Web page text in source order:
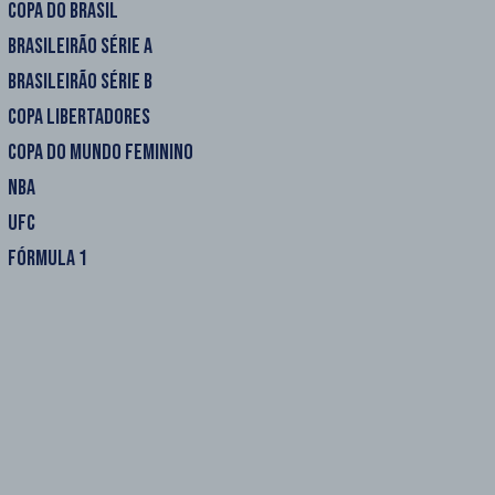
COPA DO BRASIL
BRASILEIRÃO SÉRIE A
BRASILEIRÃO SÉRIE B
COPA LIBERTADORES
COPA DO MUNDO FEMININO
NBA
UFC
FÓRMULA 1